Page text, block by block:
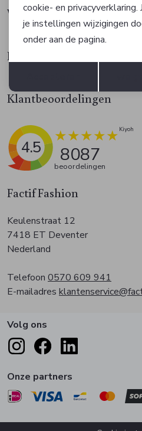
Factif Fashion
Keulenstraat 12
7418 ET Deventer
Nederland
Telefoon 0570 609 941
E-mailadres
Waarom Factif?
Klantenservice
Klantbeoordelingen
4.5 8087
beoordelingen
Volg ons
Onze partners
Terug
cookie- en
je instellingen wijzigingen
onder aan de pagina.